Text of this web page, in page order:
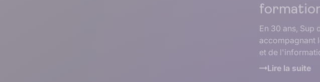
En 30 ans, Sup
accompagnant
et de
Lire la suite